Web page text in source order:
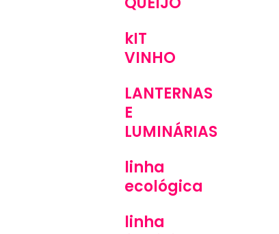
kIT
VINHO
LANTERNAS
E
LUMINÁRIAS
linha
ecológica
linha